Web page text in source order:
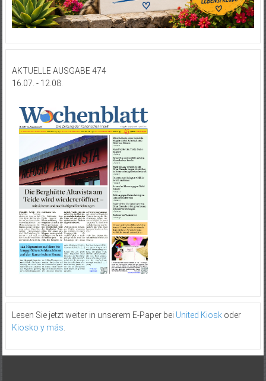
AKTUELLE AUSGABE 474
16.07. - 12.08.
Lesen Sie jetzt weiter in unserem E-Paper bei United Kioskoder
Kiosko y más.